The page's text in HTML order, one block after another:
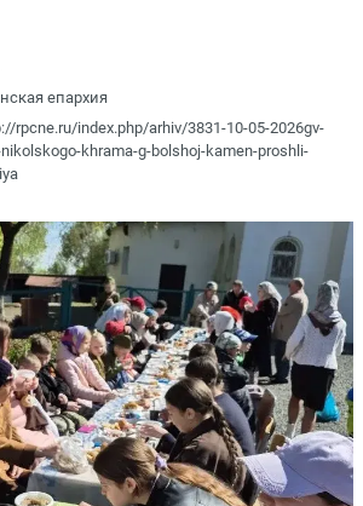
епархия
rpcne.ru/index.php/arhiv/3831-10-05-2026gv-
khrama-g-bolshoj-kamen-proshli-